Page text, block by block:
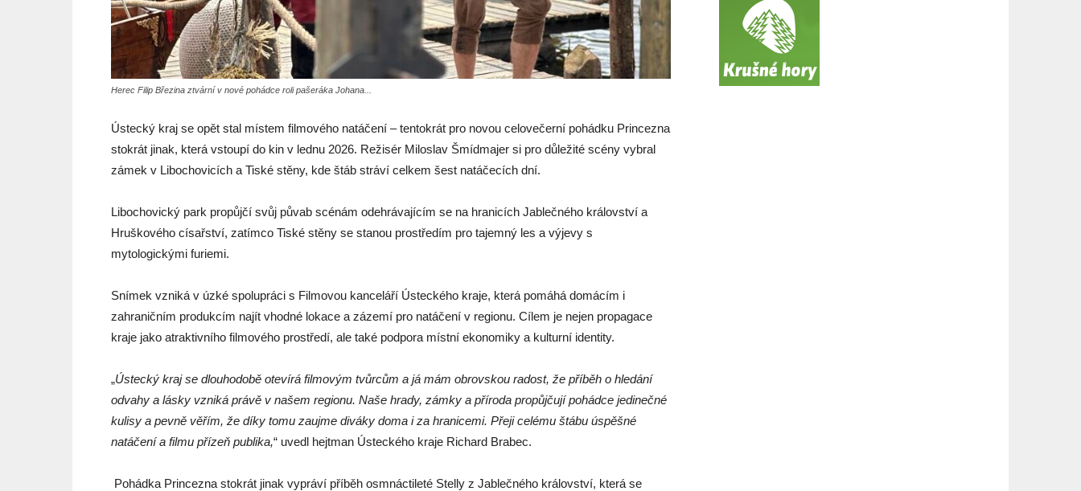
Herec Filip Březina ztvární v nové pohádce roli pašeráka Johana...
Ústecký kraj se opět stal místem filmového natáčení – tentokrát pro novou celovečerní pohádku Princezna
stokrát jinak, která vstoupí do kin v lednu 2026. Režisér Miloslav Šmídmajer si pro důležité scény vybral
zámek v Libochovicích a Tiské stěny, kde štáb stráví celkem šest natáčecích dní.
Libochovický park propůjčí svůj půvab scénám odehrávajícím se na hranicích Jablečného království a
Hruškového císařství, zatímco Tiské stěny se stanou prostředím pro tajemný les a výjevy s
mytologickými furiemi.
Snímek vzniká v úzké spolupráci s Filmovou kanceláří Ústeckého kraje, která pomáhá domácím i
zahraničním produkcím najít vhodné lokace a zázemí pro natáčení v regionu. Cílem je nejen propagace
kraje jako atraktivního filmového prostředí, ale také podpora místní ekonomiky a kulturní identity.
„Ústecký kraj se dlouhodobě otevírá filmovým tvůrcům a já mám obrovskou radost, že příběh o hledání
odvahy a lásky vzniká právě v našem regionu. Naše hrady, zámky a příroda propůjčují pohádce jedinečné
kulisy a pevně věřím, že díky tomu zaujme diváky doma i za hranicemi. Přeji celému štábu úspěšné
natáčení a filmu přízeň publika,“ uvedl hejtman Ústeckého kraje Richard Brabec.
Pohádka Princezna stokrát jinak vypráví příběh osmnáctileté Stelly z Jablečného království, která se